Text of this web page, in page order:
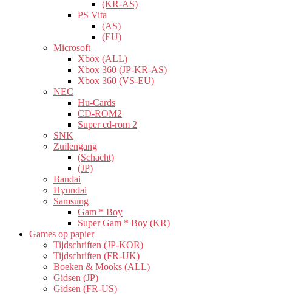
(KR-AS)
PS Vita
(AS)
(EU)
Microsoft
Xbox (ALL)
Xbox 360 (JP-KR-AS)
Xbox 360 (VS-EU)
NEC
Hu-Cards
CD-ROM2
Super cd-rom 2
SNK
Zuilengang
(Schacht)
(JP)
Bandai
Hyundai
Samsung
Gam * Boy
Super Gam * Boy (KR)
Games op papier
Tijdschriften (JP-KOR)
Tijdschriften (FR-UK)
Boeken & Mooks (ALL)
Gidsen (JP)
Gidsen (FR-US)